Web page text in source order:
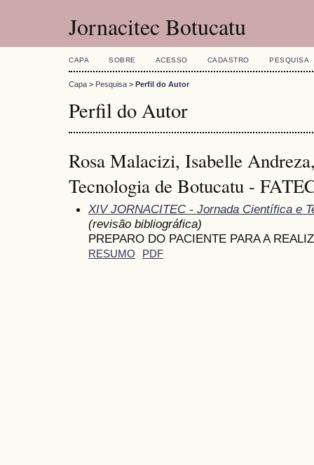
Jornacitec Botucatu
CAPA SOBRE ACESSO CADASTRO PESQUISA
Capa > Pesquisa > Perfil do Autor
Perfil do Autor
Rosa Malacizi, Isabelle
Tecnologia de Botucatu -
XIV JORNACITEC - Jornada Científica e
(revisão bibliográfica)
PREPARO DO PACIENTE PARA A
RESUMO PDF